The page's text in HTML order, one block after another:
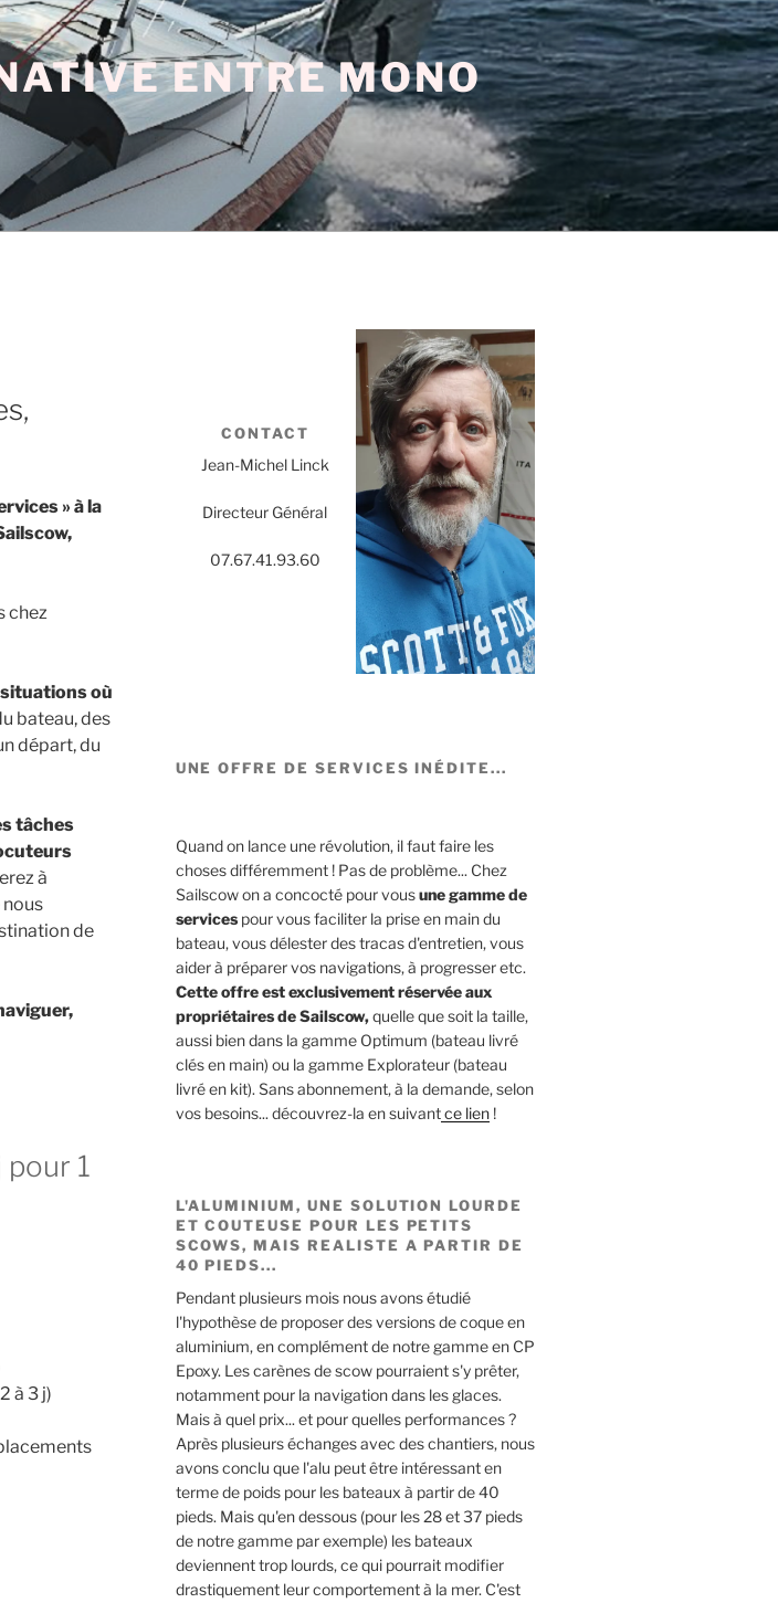
ENTRE MONO
» à la
chez
où
bateau, des
départ, du
tâches
à
nous
de
1
à 3 j)
CONTACT
Jean-Michel Linck
Directeur Général
07.67.41.93.60
UNE OFFRE DE SERVICES INÉDITE...
Quand on lance une révolution, il faut faire les
choses différemment ! Pas de problème... Chez
Sailscow on a concocté pour vousune gamme de
servicespour vous faciliter la prise en main du
bateau, vous délester des tracas d'entretien, vous
aider à préparer vos navigations, à progresser etc.
Cette offre est exclusivement réservée aux
propriétaires de Sailscow,quelle que soit la taille,
aussi bien dans la gamme Optimum (bateau livré
clés en main) ou la gamme Explorateur (bateau
livré en kit). Sans abonnement, à la demande, selon
vos besoins... découvrez-la en suivantce lien!
L'ALUMINIUM, UNE SOLUTION LOURDE
ET COUTEUSE POUR LES PETITS
SCOWS, MAIS REALISTE A PARTIR DE
40 PIEDS...
Pendant plusieurs mois nous avons étudié
l'hypothèse de proposer des versions de coque en
aluminium, en complément de notre gamme en CP
Epoxy. Les carènes de scow pourraient s'y prêter,
notamment pour la navigation dans les glaces.
Mais à quel prix... et pour quelles performances ?
Après plusieurs échanges avec des chantiers, nous
avons conclu que l'alu peut être intéressant en
terme de poids pour les bateaux à partir de 40
pieds. Mais qu'en dessous (pour les 28 et 37 pieds
de notre gamme par exemple) les bateaux
deviennent trop lourds, ce qui pourrait modifier
drastiquement leur comportement à la mer. C'est